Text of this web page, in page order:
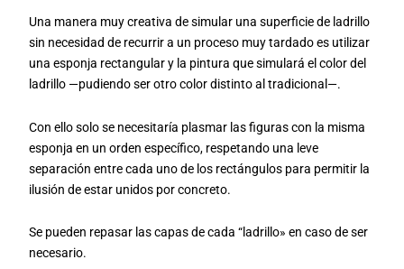
Una manera muy creativa de simular una superficie de ladrillo
sin necesidad de recurrir a un proceso muy tardado es utilizar
una esponja rectangular y la pintura que simulará el color del
ladrillo —pudiendo ser otro color distinto al tradicional—.
Con ello solo se necesitaría plasmar las figuras con la misma
esponja en un orden específico, respetando una leve
separación entre cada uno de los rectángulos para permitir la
ilusión de estar unidos por concreto.
Se pueden repasar las capas de cada “ladrillo» en caso de ser
necesario.